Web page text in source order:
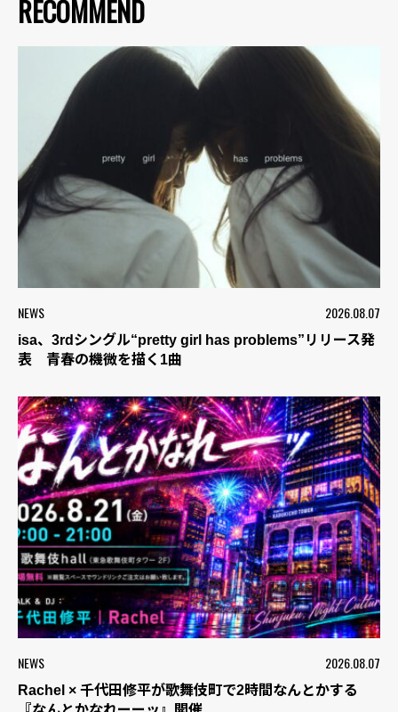
RECOMMEND
NEWS 2026.08.07
isa、3rdシングル“pretty girl has problems”リリース発
表 青春の機微を描く1曲
NEWS 2026.08.07
Rachel × 千代田修平が歌舞伎町で2時間なんとかする